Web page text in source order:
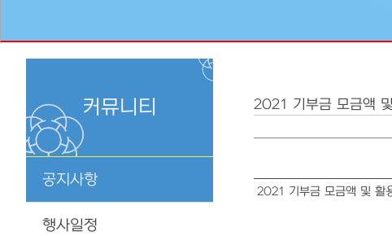
커뮤니티
공지사항
행사일정
2021 기부금 모금액
2021 기부금 모금액 및 활